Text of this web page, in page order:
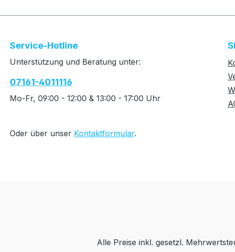
Service-Hotline
Unterstützung und Beratung unter:
07161-4011116
Mo-Fr, 09:00 - 12:00 & 13:00 - 17:00 Uhr
Oder über unser Kontaktformular.
Alle Preise inkl. gesetzl.